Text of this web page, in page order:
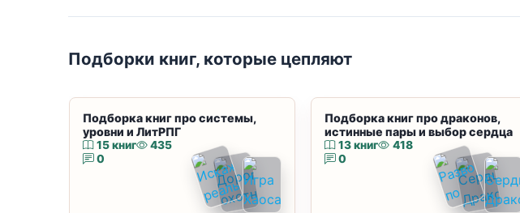
Подборки книг, которые цепляют
Подборка книг про системы,
уровни и ЛитРПГ
15 книг
435
0
Подборка книг про драконов,
истинные пары и выбор сердца
13 книг
418
0